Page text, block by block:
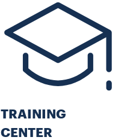
TRAINING
CENTER